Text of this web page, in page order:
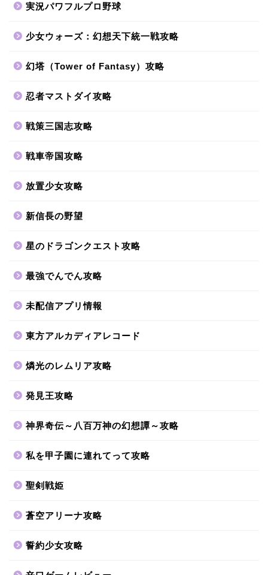
実況パワフルプロ野球
少女ウォーズ：幻想天下統一戦攻略
幻塔（Tower of Fantasy）攻略
忍者マストダイ攻略
戦策三国志攻略
戦車帝国攻略
放置少女攻略
新信長の野望
星のドラゴンクエスト攻略
最強でんでん攻略
未配信アプリ情報
東方アルカディアレコード
燐光のレムリア攻略
発見王攻略
神界奇伝～八百万神の幻想譚～攻略
私を甲子園に連れてって攻略
聖剣戦姫
蒼空アリーナ攻略
誓約少女攻略